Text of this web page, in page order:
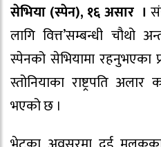
सेभिया (स्पेन), १६ असार ।
लागि वित्त’सम्बन्धी चौथो
स्पेनको सेभियामा रहनुभएका
स्तोनियाका राष्ट्रपति अलार
भएको छ ।